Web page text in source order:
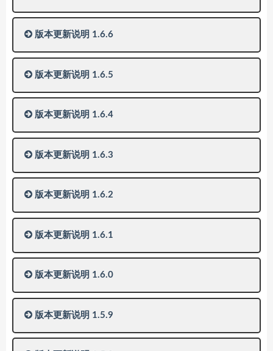
版本更新说明 1.6.6
版本更新说明 1.6.5
版本更新说明 1.6.4
版本更新说明 1.6.3
版本更新说明 1.6.2
版本更新说明 1.6.1
版本更新说明 1.6.0
版本更新说明 1.5.9